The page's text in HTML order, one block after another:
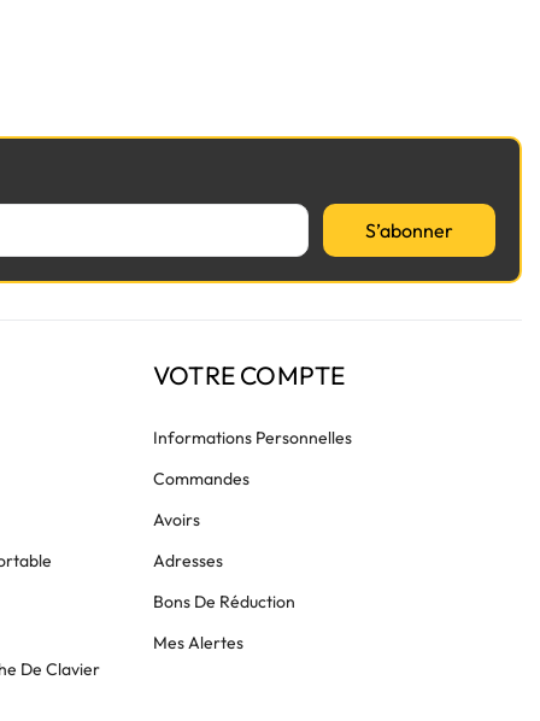
S’abonner
De Clavier
VOTRE COMPTE
Informations Personnelles
Commandes
Avoirs
Adresses
Bons De Réduction
Mes Alertes